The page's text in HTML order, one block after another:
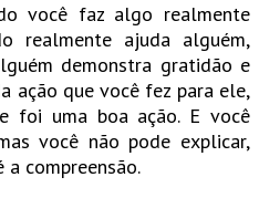
você faz algo realmente
realmente ajuda alguém,
demonstra gratidão e
ação que você fez para ele,
foi uma boa ação. E você
você não pode explicar,
a compreensão.